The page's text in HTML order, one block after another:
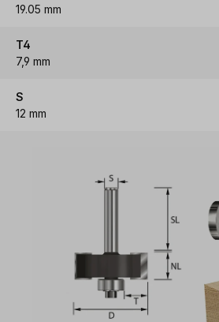
19.05 mm
T4
7,9 mm
S
12 mm